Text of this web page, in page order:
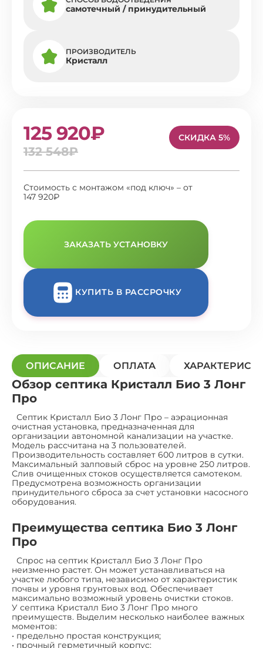
самотечный / принудительный
ПРОИЗВОДИТЕЛЬ
Кристалл
125 920₽
132 548₽
СКИДКА 5%
Стоимость с монтажом «под ключ» – от
147 920₽
ЗАКАЗАТЬ УСТАНОВКУ
КУПИТЬ В РАССРОЧКУ
ОПИСАНИЕ ОПЛАТА
Обзор септика Кристалл Био 3 Лонг
Про
Септик Кристалл Био 3 Лонг Про – аэрационная
очистная установка, предназначенная для
организации автономной канализации на участке.
Модель рассчитана на 3 пользователей.
Производительность составляет 600 литров в сутки.
Максимальный залповый сброс на уровне 250 литров.
Слив очищенных стоков осуществляется самотеком.
Предусмотрена возможность организации
принудительного сброса за счет установки насосного
оборудования.
Преимущества септика Био 3 Лонг
Про
Спрос на септик Кристалл Био 3 Лонг Про
неизменно растет. Он может устанавливаться на
участке любого типа, независимо от характеристик
почвы и уровня грунтовых вод. Обеспечивает
максимально возможный уровень очистки стоков.
У септика Кристалл Био 3 Лонг Про много
преимуществ. Выделим несколько наиболее важных
моментов:
• предельно простая конструкция;
• прочный герметичный корпус;